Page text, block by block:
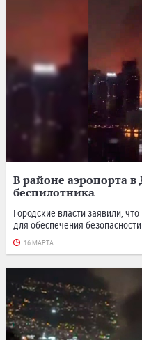
В районе аэропорта в
беспилотника
Городские власти заявили,
для обеспечения
16 МАРТА